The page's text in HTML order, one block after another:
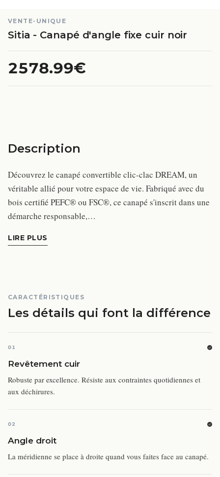
VENTE-UNIQUE
Sitia - Canapé d'angle fixe cuir noir
2578.99€
Description
Découvrez le canapé convertible clic-clac DREAM, un
véritable allié pour votre espace de vie. Fabriqué avec du
bois certifié PEFC® ou FSC®, ce canapé s'inscrit dans une
démarche responsable,…
LIRE PLUS
CARACTÉRISTIQUES
Les détails qui font la différence
01
Revêtement cuir
Robuste par excellence. Résiste aux contraintes quotidiennes et
aux déchirures.
02
Angle droit
La méridienne se place à droite quand vous faites face au canapé.